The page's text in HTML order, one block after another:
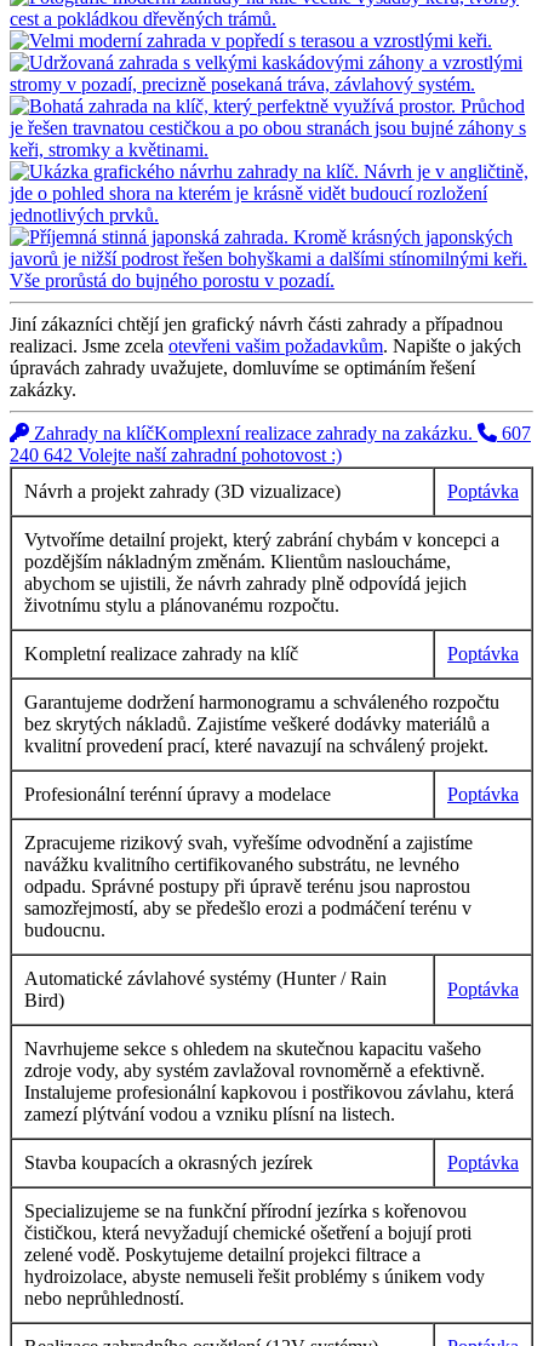
Jiní zákazníci chtějí jen grafický návrh části zahrady a případnou
realizaci. Jsme zcela otevřeni vašim požadavkům. Napište o jakých
úpravách zahrady uvažujete, domluvíme se optimáním řešení
zakázky.
Zahrady na klíčKomplexní realizace zahrady na zakázku.
607
240 642 Volejte naší zahradní pohotovost :)
Návrh a projekt zahrady (3D vizualizace)
Poptávka
Vytvoříme detailní projekt, který zabrání chybám v koncepci a
pozdějším nákladným změnám. Klientům nasloucháme,
abychom se ujistili, že návrh zahrady plně odpovídá jejich
životnímu stylu a plánovanému rozpočtu.
Kompletní realizace zahrady na klíč Poptávka
Garantujeme dodržení harmonogramu a schváleného rozpočtu
bez skrytých nákladů. Zajistíme veškeré dodávky materiálů a
kvalitní provedení prací, které navazují na schválený projekt.
Profesionální terénní úpravy a modelace Poptávka
Zpracujeme rizikový svah, vyřešíme odvodnění a zajistíme
navážku kvalitního certifikovaného substrátu, ne levného
odpadu. Správné postupy při úpravě terénu jsou naprostou
samozřejmostí, aby se předešlo erozi a podmáčení terénu v
budoucnu.
Automatické závlahové systémy (Hunter / Rain
Bird)
Poptávka
Navrhujeme sekce s ohledem na skutečnou kapacitu vašeho
zdroje vody, aby systém zavlažoval rovnoměrně a efektivně.
Instalujeme profesionální kapkovou i postřikovou závlahu, která
zamezí plýtvání vodou a vzniku plísní na listech.
Stavba koupacích a okrasných jezírek Poptávka
Specializujeme se na funkční přírodní jezírka s kořenovou
čističkou, která nevyžadují chemické ošetření a bojují proti
zelené vodě. Poskytujeme detailní projekci filtrace a
hydroizolace, abyste nemuseli řešit problémy s únikem vody
nebo neprůhledností.